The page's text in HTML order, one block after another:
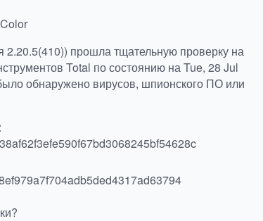
прошла тщательную проверку на
Total по состоянию на Tue, 28 Jul
обнаружено вирусов, шпионского ПО или